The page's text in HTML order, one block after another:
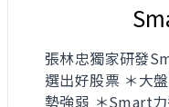
張林忠獨家研發
選出好股票 ＊大
勢強弱 ＊Smart